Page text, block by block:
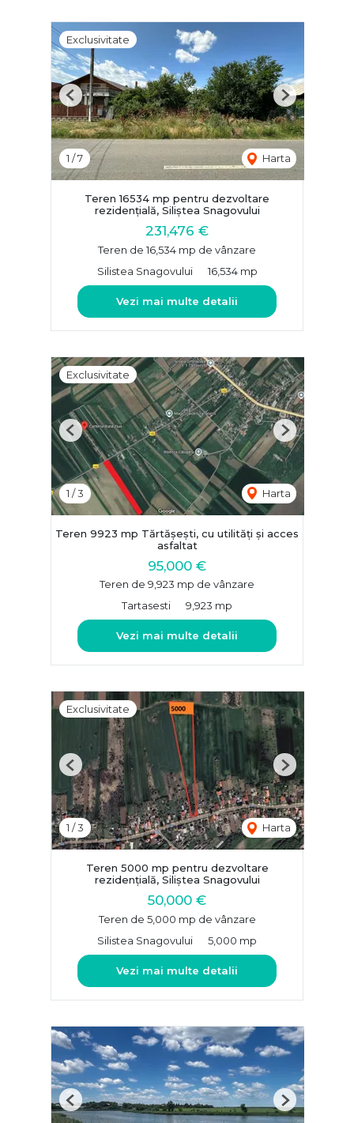
Exclusivitate
1 /7 Harta
Previous Next
Teren 16534 mp pentru dezvoltare
rezidențială, Siliștea Snagovului
231,476 €
Teren de 16,534 mp de vânzare
Silistea Snagovului
16,534 mp
Vezi mai multe detalii
Exclusivitate
1 /3 Harta
Previous Next
Teren 9923 mp Tărtășești, cu utilități și acces
asfaltat
95,000 €
Teren de 9,923 mp de vânzare
Tartasesti
9,923 mp
Vezi mai multe detalii
Exclusivitate
1 /3 Harta
Previous Next
Teren 5000 mp pentru dezvoltare
rezidențială, Siliștea Snagovului
50,000 €
Teren de 5,000 mp de vânzare
Silistea Snagovului
5,000 mp
Vezi mai multe detalii
Previous Next